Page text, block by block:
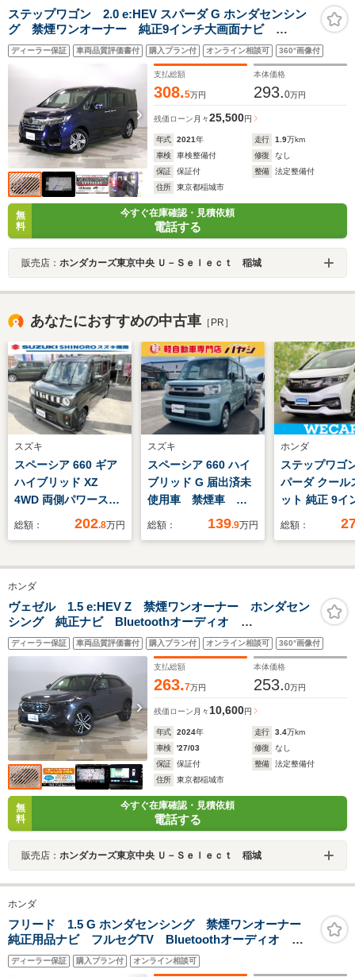
ステップワゴン 2.0 e:HEV スパーダ G ホンダセンシン
グ 禁煙ワンオーナー 純正9インチ大画面ナビ
Bluetoothオーディオ バックカメラ ETC2.0 アダプ
ティブクルーズコントール レーンキープアシストシス
テム 両側パワースライドドア わくわくゲート
ディーラー保証 車両品質評価書付 購入プラン付 オンライン相談可 360°画像付
支払総額
308.5万円
本体価格
293.0万円
残価ローン 月々25,500円
年式 2021年 走行 1.9万km
車検
車検整備付 修復
なし
保証
保証付 整備
法定整備付
住所
東京都稲城市
無
料
今すぐ在庫確認・見積依頼
電話する
販売店： ホンダカーズ東京中央 Ｕ－Ｓｅｌｅｃｔ 稲城
あなたにおすすめの中古車 ［PR］
スズキ
スペーシア 660 ギア
ハイブリッド XZ
4WD 両側パワースラ
イドドア LEDヘッド
ト 衝突被害軽減ブレ
ーキ ステアリングス
イッチ クルーズコン
トロール シートヒー
ター 電動パーキング
ブレーキ
総額： 202.8万円
スズキ
スペーシア 660 ハイ
ブリッド G 届出済未
使用車 禁煙車
LED セーフティーサ
スタート オートエア
ス オートライト ベ
ンチシート コーナー
センサー キーレス
×2
総額： 139.9万円
ホンダ
ステップワゴ
パーダ クール
ット 純正 9イ
ナビ/フリップ
両側電動スラ
席/車線逸脱防
システム/シ
フレザー
総額：
ホンダ
ヴェゼル 1.5 e:HEV Z 禁煙ワンオーナー ホンダセン
シング 純正ナビ Bluetoothオーディオ
AppleCarPlay プレミアムオーディオ ハンドルヒータ
ー ブラインドスポットイ パワーバックドア ワイヤ
ディーラー保証 車両品質評価書付 購入プラン付 オンライン相談可 360°画像付
支払総額
263.7万円
本体価格
253.0万円
残価ローン 月々 10,600円
年式 2024年 走行 3.4万km
車検
'27/03 修復
なし
保証
保証付 整備
法定整備付
住所
東京都稲城市
無
料
今すぐ在庫確認・見積依頼
電話する
販売店： ホンダカーズ東京中央 Ｕ－Ｓｅｌｅｃｔ 稲城
ホンダ
フリード 1.5 G ホンダセンシング 禁煙ワンオーナー
純正用品ナビ フルセグTV Bluetoothオーディオ
CD/DVD USBポート リアカメラ 両側電動スライド
ドア ETC LEDヘッドライト 純正アルミホイール
ディーラー保証 購入プラン付 オンライン相談可